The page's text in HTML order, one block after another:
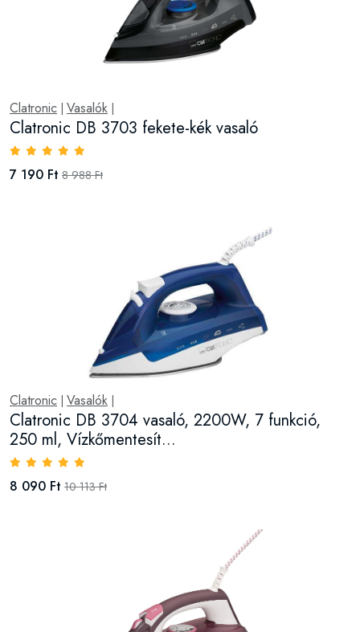
Clatronic Vasalók
Clatronic DB 3703 fekete-kék vasaló
7 190 Ft 8 988 Ft
Clatronic Vasalók
Clatronic DB 3704 vasaló, 2200W, 7 funkció,
250 ml, Vízkőmentesít...
8 090 Ft 10 113 Ft